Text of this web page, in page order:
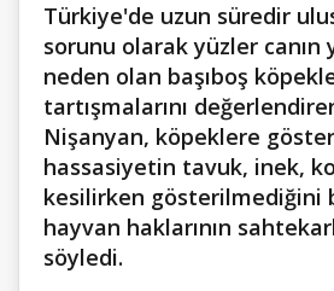
Türkiye'de uzun süredir
sorunu olarak yüzler canın
neden olan başıboş
tartışmalarını
Nişanyan, köpeklere
hassasiyetin tavuk, inek,
kesilirken gösterilmediğini
hayvan haklarının
söyledi.